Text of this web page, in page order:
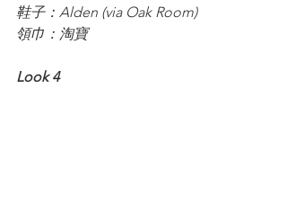
鞋子：Alden (via Oak Room)
領巾：淘寶
Look 4